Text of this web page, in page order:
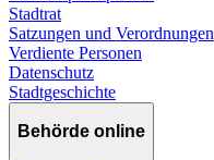
Stadtrat
Satzungen und Verordnungen
Verdiente Personen
Datenschutz
Stadtgeschichte
Behörde online